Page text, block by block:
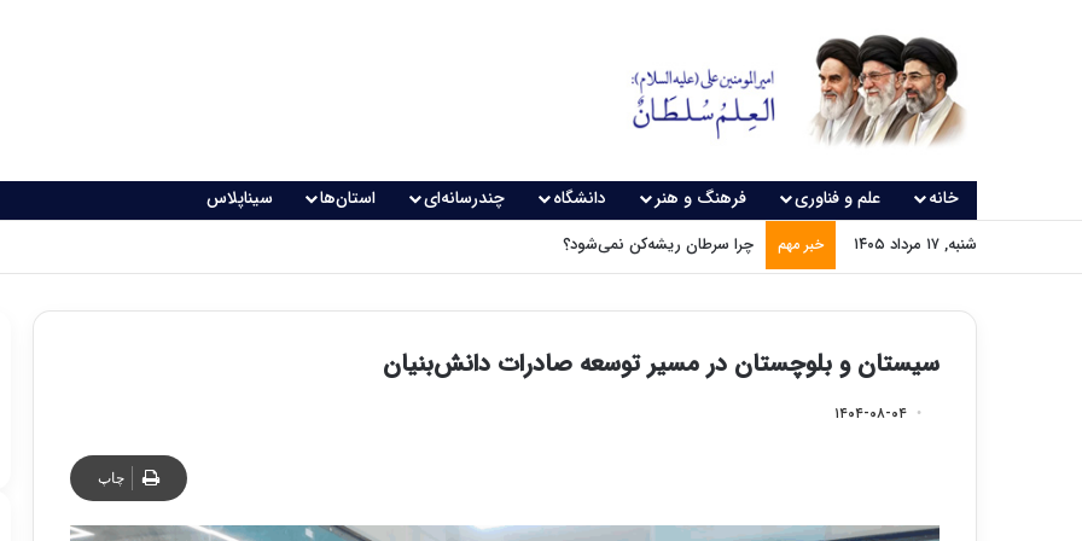
خانه علم و فناوری فرهنگ و هنر دانشگاه چندرسانه‌ای استان‌ها سیناپلاس
شنبه, ۱۷ مرداد ۱۴۰۵ خبر مهم چرا سرطان ریشه‌کن نمی‌شود؟
سیستان و بلوچستان در مسیر توسعه صادرات دانش‌بنیان
۱۴۰۴-۰۸-۰۴
چاپ